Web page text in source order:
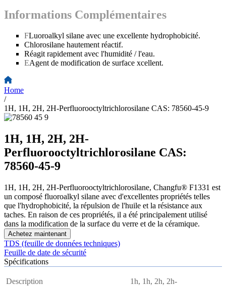
Informations Complémentaires
FLuoroalkyl silane avec une excellente hydrophobicité.
Chlorosilane hautement réactif.
Réagit rapidement avec l'humidité / l'eau.
EAgent de modification de surface xcellent.
Home
/
1H, 1H, 2H, 2H-Perfluorooctyltrichlorosilane CAS: 78560-45-9
1H, 1H, 2H, 2H-
Perfluorooctyltrichlorosilane CAS:
78560-45-9
1H, 1H, 2H, 2H-Perfluorooctyltrichlorosilane, Changfu® F1331 est
un composé fluoroalkyl silane avec d'excellentes propriétés telles
que l'hydrophobicité, la répulsion de l'huile et la résistance aux
taches. En raison de ces propriétés, il a été principalement utilisé
dans la modification de la surface du verre et de la céramique.
Achetez maintenant
TDS (feuille de données techniques)
Feuille de date de sécurité
Spécifications
Description
1h, 1h, 2h, 2h-